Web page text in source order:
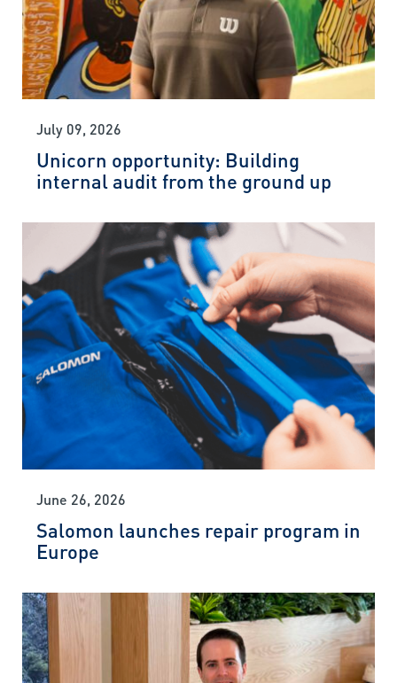
July 09, 2026
Unicorn opportunity: Building
internal audit from the ground up
June 26, 2026
Salomon launches repair program in
Europe